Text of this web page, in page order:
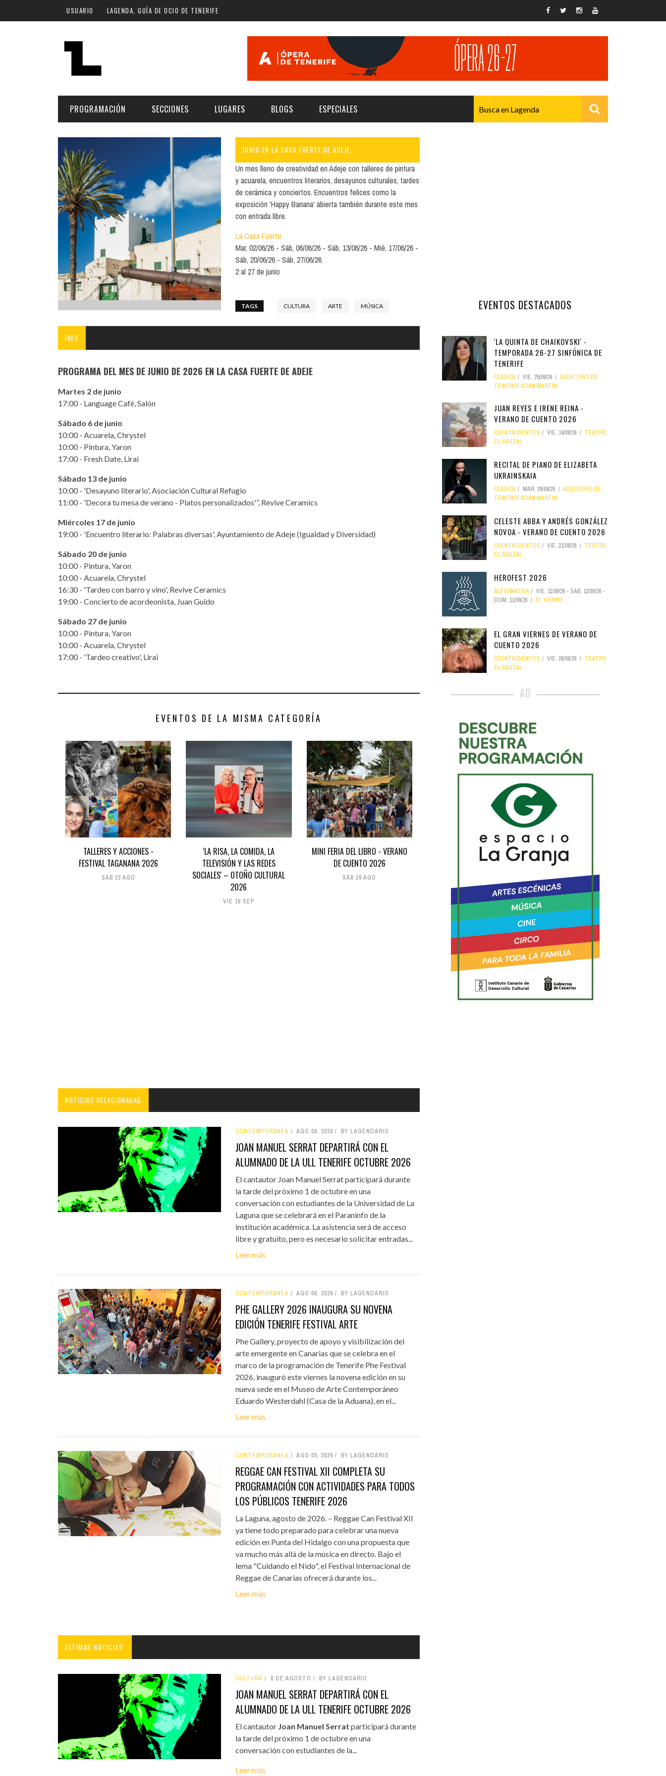
Pasar al contenido principal
USUARIO LAGENDA, GUÍA DE OCIO DE TENERIFE
PROGRAMACIÓN
FECHA
Hoy
Plan Finde
LUGAR
Norte
Islas
Cultura
Deporte y Naturaleza
Infantil
SECCIONES
ESCÉNICAS
CULTURA
GASTRONOMÍA
INFANTIL
LUGARES
ARTE | MUSEOS
SALAS Y AUDITORIOS
ESPACIOS CULTURALES
NOCHE
LOCALES CON ACTUACIONES
COMERCIO
GASTRO
FORMATIVO
BLOGS ESPECIALES
FESTIVAL BOREAL 2026
FESTIVAL TAGANANA 2026
TENERIFE PHE FESTIVAL 2026
JUNIO EN LA CASA FUERTE DE ADEJE
Un mes lleno de creatividad en Adeje con talleres de pintura
y acuarela, encuentros literarios, desayunos culturales, tardes
de cerámica y conciertos. Encuentros felices como la
exposición 'Happy Banana' abierta también durante este mes
con entrada libre.
La Casa Fuerte
Mar, 02/06/26
Sáb, 06/06/26 Sáb, 13/06/26
Mié, 17/06/26
Sáb, 20/06/26
Sáb, 27/06/26
2 al 27 de junio
TAGS CULTURA ARTE MÚSICA
INFO
PROGRAMA DEL MES DE JUNIO DE 2026 EN LA CASA FUERTE DE ADEJE
Martes 2 de junio
17:00 - Language Café, Salón
Sábado 6 de junio
10:00 - Acuarela, Chrystel
10:00 - Pintura, Yaron
17:00 - Fresh Date, Lirai
Sábado 13 de junio
10:00 - 'Desayuno literario', Asociación Cultural Refugio
11:00 - 'Decora tu mesa de verano - Platos personalizados'”, Revive Ceramics
Miércoles 17 de junio
19:00 - 'Encuentro literario: Palabras diversas', Ayuntamiento de Adeje (Igualdad y Diversidad)
Sábado 20 de junio
10:00 - Pintura, Yaron
10:00 - Acuarela, Chrystel
16:30 - 'Tardeo con barro y vino', Revive Ceramics
19:00 - Concierto de acordeonista, Juan Guido
Sábado 27 de junio
10:00 - Pintura, Yaron
10:00 - Acuarela, Chrystel
17:00 - 'Tardeo creativo', Lirai
EVENTOS DE LA MISMA CATEGORÍA
TALLERES Y ACCIONES -
FESTIVAL TAGANANA 2026
SÁB 22 AGO
'LA RISA, LA COMIDA, LA
TELEVISIÓN Y LAS REDES
SOCIALES' – OTOÑO CULTURAL
2026
VIE 18 SEP
MINI FERIA DEL LIBRO - VERANO
DE CUENTO 2026
SÁB 29 AGO
NOTICIAS RELACIONADAS
CONTEMPORÁNEA AGO 08, 2026 BY LAGENDARIO
JOAN MANUEL SERRAT DEPARTIRÁ CON EL
ALUMNADO DE LA ULL TENERIFE OCTUBRE 2026
El cantautor Joan Manuel Serrat participará durante
la tarde del próximo 1 de octubre en una
conversación con estudiantes de la Universidad de La
Laguna que se celebrará en el Paraninfo de la
institución académica. La asistencia será de acceso
libre y gratuito, pero es necesario solicitar entradas...
Leer más
CONTEMPORÁNEA AGO 08, 2026 BY LAGENDARIO
PHE GALLERY 2026 INAUGURA SU NOVENA
EDICIÓN TENERIFE FESTIVAL ARTE
Phe Gallery, proyecto de apoyo y visibilización del
arte emergente en Canarias que se celebra en el
marco de la programación de Tenerife Phe Festival
2026, inauguró este viernes la novena edición en su
nueva sede en el Museo de Arte Contemporáneo
Eduardo Westerdahl (Casa de la Aduana), en el...
Leer más
CONTEMPORÁNEA AGO 05, 2026 BY LAGENDARIO
REGGAE CAN FESTIVAL XII COMPLETA SU
PROGRAMACIÓN CON ACTIVIDADES PARA TODOS
LOS PÚBLICOS TENERIFE 2026
La Laguna, agosto de 2026. – Reggae Can Festival XII
ya tiene todo preparado para celebrar una nueva
edición en Punta del Hidalgo con una propuesta que
va mucho más allá de la música en directo. Bajo el
lema "Cuidando el Nido", el Festival Internacional de
Reggae de Canarias ofrecerá durante los...
Leer más
ÚLTIMAS NOTICIAS'
CULTURA 8 DE AGOSTO BY LAGENDARIO
JOAN MANUEL SERRAT DEPARTIRÁ CON EL
ALUMNADO DE LA ULL TENERIFE OCTUBRE 2026
El cantautor Joan Manuel Serrat participará durante
la tarde del próximo 1 de octubre en una
conversación con estudiantes de la...
Leer más
EVENTOS DESTACADOS
'LA QUINTA DE CHAIKOVSKI' -
TEMPORADA 26-27 SINFÓNICA DE
TENERIFE
CLÁSICA VIE, 25/09/26
AUDITORIO DE
TENERIFE ADÁN MARTÍN
JUAN REYES E IRENE REINA -
VERANO DE CUENTO 2026
CUENTACUENTOS VIE, 14/08/26
TEATRO
EL SAUZAL
RECITAL DE PIANO DE ELIZABETA
UKRAINSKAIA
CLÁSICA MAR, 29/09/26
AUDITORIO DE
TENERIFE ADÁN MARTÍN
CELESTE ABBA Y ANDRÉS GONZÁLEZ
NOVOA - VERANO DE CUENTO 2026
CUENTACUENTOS VIE, 21/08/26
TEATRO
EL SAUZAL
HEROFEST 2026
ALTERNATIVA VIE, 11/09/26 - SÁB, 12/09/26 -
DOM, 13/09/26
EL HIERRO
EL GRAN VIERNES DE VERANO DE
CUENTO 2026
CUENTACUENTOS VIE, 28/08/26
TEATRO
EL SAUZAL
AD